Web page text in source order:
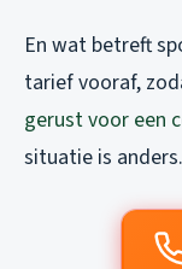
En wat betreft
tarief vooraf,
gerust voor een
situatie is anders.